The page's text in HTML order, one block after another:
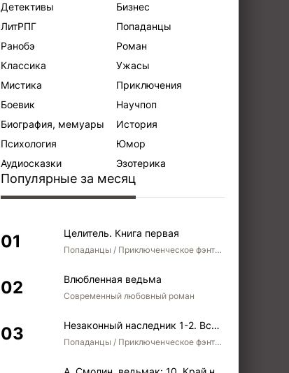
Детективы
Бизнес
ЛитРПГ
Попаданцы
Ранобэ
Роман
Классика
Ужасы
Мистика
Приключения
Боевик
Научпоп
Биография, мемуары
История
Психология
Юмор
Аудиосказки
Эзотерика
Популярные за месяц
Целитель. Книга первая
Попаданцы / Приключенческое фэнтези / Боевое фэнтези
Влюбленная ведьма
Современный любовный роман
Незаконный наследник 1-2. Вспомнить, кем был. Стать собой. Остаться собой
Попаданцы / Приключенческое фэнтези / Боевое фэнтези / Юмористическое фэнтези